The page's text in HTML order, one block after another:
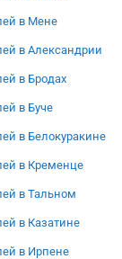
в Мене
в Александрии
в Бродах
в Буче
в Белокуракине
в Кременце
в Тальном
в Казатине
в Ирпене